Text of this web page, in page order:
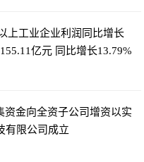
上工业企业利润同比增长
亿元 同比增长13.79%
资金向全资子公司增资以实
有限公司成立